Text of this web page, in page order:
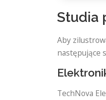
Studia
Aby
następujące
TechNova